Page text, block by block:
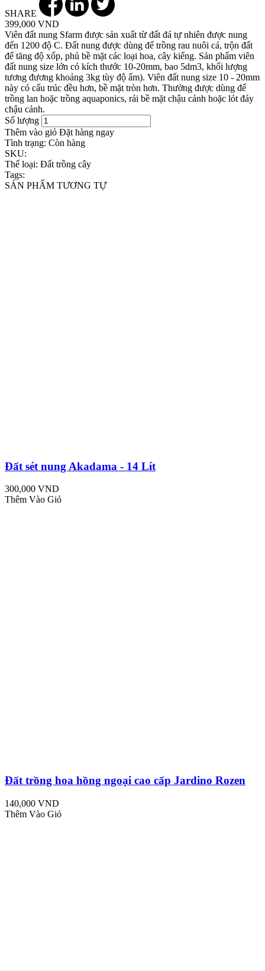
SHARE
399,000 VND
Viên đất nung Sfarm được sản xuất từ đất đá tự nhiên được nung
đến 1200 độ C. Đất nung được dùng để trồng rau nuôi cá, trộn đất
để tăng độ xốp, phủ bề mặt các loại hoa, cây kiểng. Sản phẩm viên
đất nung size lớn có kích thước 10-20mm, bao 5dm3, khối lượng
tương đương khoảng 3kg tùy độ ẩm). Viên đất nung size 10 - 20mm
này có cấu trúc đều hơn, bề mặt tròn hơn. Thường được dùng để
trồng lan hoặc trồng aquaponics, rải bề mặt chậu cảnh hoặc lót đáy
chậu cảnh.
Số lượng
Thêm vào giỏ Đặt hàng ngay
Tình trạng: Còn hàng
SKU:
Thể loại: Đất trồng cây
Tags:
SẢN PHẨM TƯƠNG TỰ
Đất sét nung Akadama - 14 Lít
300,000 VND
Thêm Vào Giỏ
Đất trồng hoa hồng ngoại cao cấp Jardino Rozen
140,000 VND
Thêm Vào Giỏ